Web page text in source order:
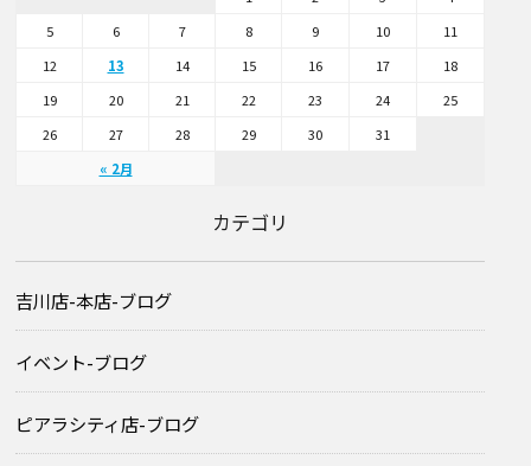
« 2月
5
6 7 8 9 10
11
12
13 14 15 16 17
18
19
20 21 22 23 24
25
26
27 28 29 30 31
カテゴリ
吉川店-本店-ブログ
イベント-ブログ
ピアラシティ店-ブログ